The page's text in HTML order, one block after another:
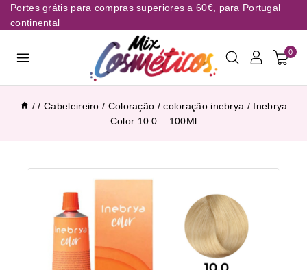
Portes grátis para compras superiores a 60€, para Portugal
continental
0
/ / Cabeleireiro / Coloração / coloração inebrya / Inebrya
Color 10.0 – 100Ml